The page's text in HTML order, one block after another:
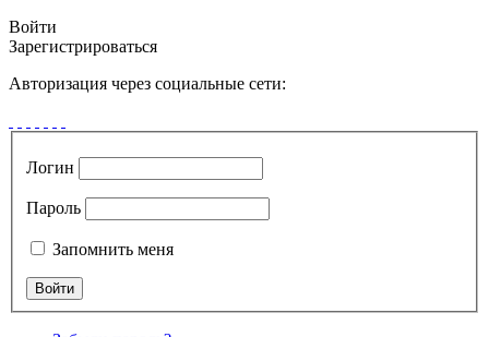
Войти
Зарегистрироваться
Авторизация через социальные сети:
Логин
Пароль
Запомнить меня